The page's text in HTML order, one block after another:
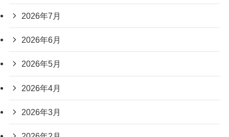
2026年7月
2026年6月
2026年5月
2026年4月
2026年3月